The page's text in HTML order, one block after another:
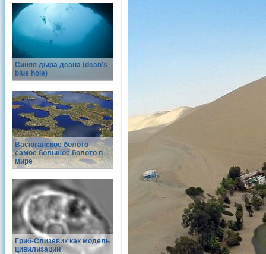
Синяя дыра деана (dean’s
blue hole)
Васюганское болото —
самое большое болото в
мире
Гриб-Слизевик как модель
цивилизации